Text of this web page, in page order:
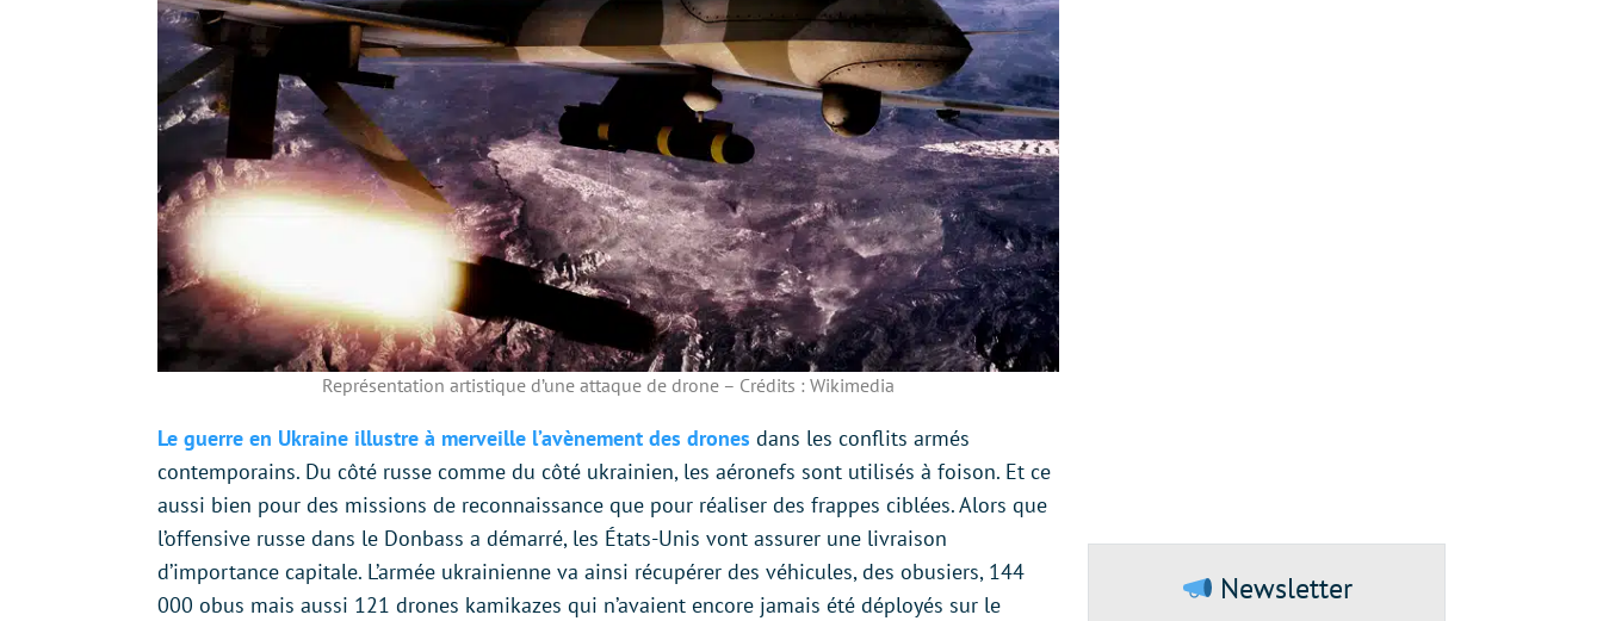
Représentation artistique d’une attaque de drone – Crédits : Wikimedia
Le guerre en Ukraine illustre à merveille l’avènement des drones dans les conflits armés
contemporains. Du côté russe comme du côté ukrainien, les aéronefs sont utilisés à foison. Et ce
aussi bien pour des missions de reconnaissance que pour réaliser des frappes ciblées. Alors que
l’offensive russe dans le Donbass a démarré, les États-Unis vont assurer une livraison
d’importance capitale. L’armée ukrainienne va ainsi récupérer des véhicules, des obusiers, 144
000 obus mais aussi 121 drones kamikazes qui n’avaient encore jamais été déployés sur le
Newsletter